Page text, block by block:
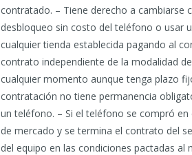
contratado. – Tiene derecho a cambiarse
desbloqueo sin costo del teléfono o usar
cualquier tienda establecida pagando al
contrato independiente de la modalidad
cualquier momento aunque tenga plazo
contratación no tiene permanencia
un teléfono. – Si el teléfono se compró
de mercado y se termina el contrato del
del equipo en las condiciones pactadas